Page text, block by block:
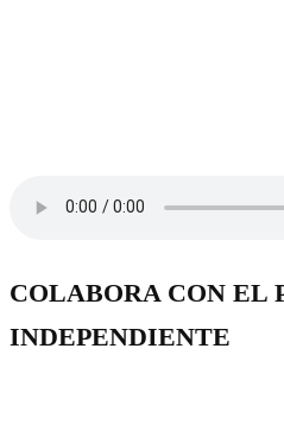
COLABORA CON EL
INDEPENDIENTE